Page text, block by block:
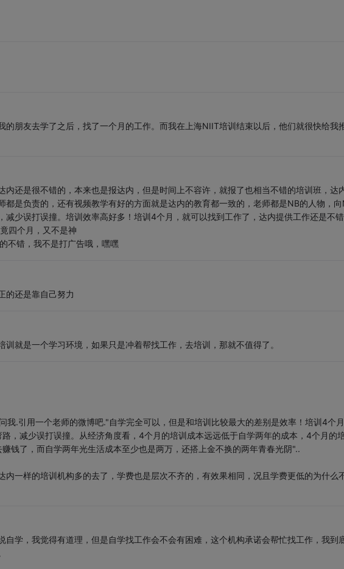
的朋友去学了之后，找了一个月的工作。而我在上海NIIT培训结束以后，他们就很快给我
内还是很不错的，本来也是报达内，但是时间上不容许，就报了也相当不错的培训班，达
都是负责的，还有视频教学有好的方面就是达内的教育都一致的，老师都是NB的人物，向
减少误打误撞。培训效率高好多！培训4个月，就可以找到工作了，达内提供工作还是不错
四个月，又不是神
不错，我不是打广告哦，嘿嘿
的还是靠自己努力
就是一个学习环境，如果只是冲着帮找工作，去培训，那就不值得了。
我.引用一个老师的微博吧."自学完全可以，但是和培训比较最大的差别是效率！培训4个
，减少误打误撞。从经济角度看，4个月的培训成本远远低于自学两年的成本，4个月的
钱了，而自学两年光生活成本至少也是两万，还搭上金不换的两年青春光阴"..
内一样的培训机构多的去了，学费也是层次不齐的，有效果相同，况且学费更低的为什么
自学，我觉得有道理，但是自学找工作会不会有困难，这个机构承诺会帮忙找工作，我到